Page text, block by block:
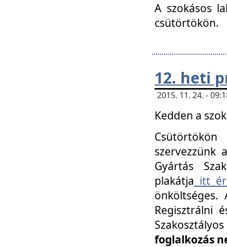
A szokásos
csütörtökön.
12. heti
2015. 11. 24. -
Kedden a
szervezzünk
Gyártás
plakátja itt
Regisztrálni
foglalkozás